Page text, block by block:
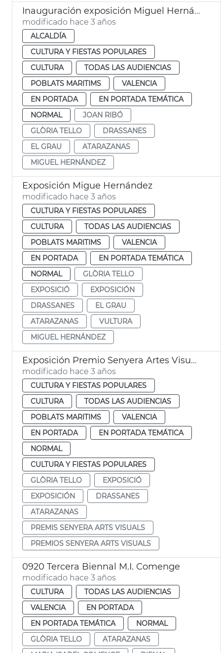
Inauguración exposición Miguel Hernández
modificado hace 3 años
ALCALDÍA
CULTURA Y FIESTAS POPULARES
CULTURA
TODAS LAS AUDIENCIAS
POBLATS MARITIMS
VALENCIA
EN PORTADA
EN PORTADA TEMÁTICA
NORMAL
JOAN RIBÓ
GLÒRIA TELLO
DRASSANES
EL GRAU
ATARAZANAS
MIGUEL HERNÁNDEZ
Exposición Migue Hernández
modificado hace 3 años
CULTURA Y FIESTAS POPULARES
CULTURA
TODAS LAS AUDIENCIAS
POBLATS MARITIMS
VALENCIA
EN PORTADA
EN PORTADA TEMÁTICA
NORMAL
GLÒRIA TELLO
EXPOSICIÓ
EXPOSICIÓN
DRASSANES
EL GRAU
ATARAZANAS
VULTURA
MIGUEL HERNÁNDEZ
Exposición Premio Senyera Artes Visuales 2022
modificado hace 3 años
CULTURA Y FIESTAS POPULARES
CULTURA
TODAS LAS AUDIENCIAS
POBLATS MARITIMS
VALENCIA
EN PORTADA
EN PORTADA TEMÁTICA
NORMAL
CULTURA Y FIESTAS POPULARES
GLÒRIA TELLO
EXPOSICIÓ
EXPOSICIÓN
DRASSANES
ATARAZANAS
PREMIS SENYERA ARTS VISUALS
PREMIOS SENYERA ARTS VISUALS
0920 Tercera Biennal M.I. Comenge
modificado hace 3 años
CULTURA
TODAS LAS AUDIENCIAS
VALENCIA
EN PORTADA
EN PORTADA TEMÁTICA
NORMAL
GLÒRIA TELLO
ATARAZANAS